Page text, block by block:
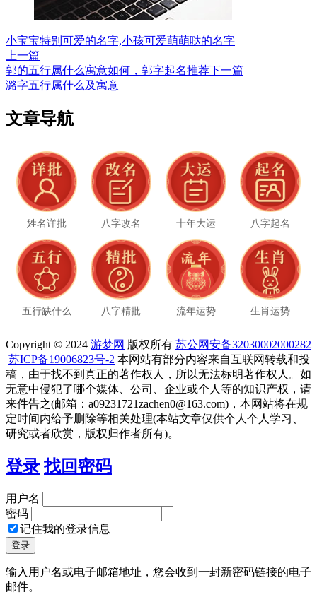
小宝宝特别可爱的名字,小孩可爱萌萌哒的名字
上一篇
郭的五行属什么寓意如何，郭字起名推荐下一篇
潞字五行属什么及寓意
文章导航
姓名详批 八字改名 十年大运 八字起名
五行缺什么 八字精批 流年运势 生肖运势
Copyright © 2024 游梦网 版权所有 苏公网安备32030002000282
苏ICP备19006823号-2 本网站有部分内容来自互联网转载和投
稿，由于找不到真正的著作权人，所以无法标明著作权人。如
无意中侵犯了哪个媒体、公司、企业或个人等的知识产权，请
来件告之(邮箱：a09231721zachen0@163.com)，本网站将在规
定时间内给予删除等相关处理(本站文章仅供个人个人学习、
研究或者欣赏，版权归作者所有)。
登录 找回密码
用户名
密码
记住我的登录信息
输入用户名或电子邮箱地址，您会收到一封新密码链接的电子
邮件。